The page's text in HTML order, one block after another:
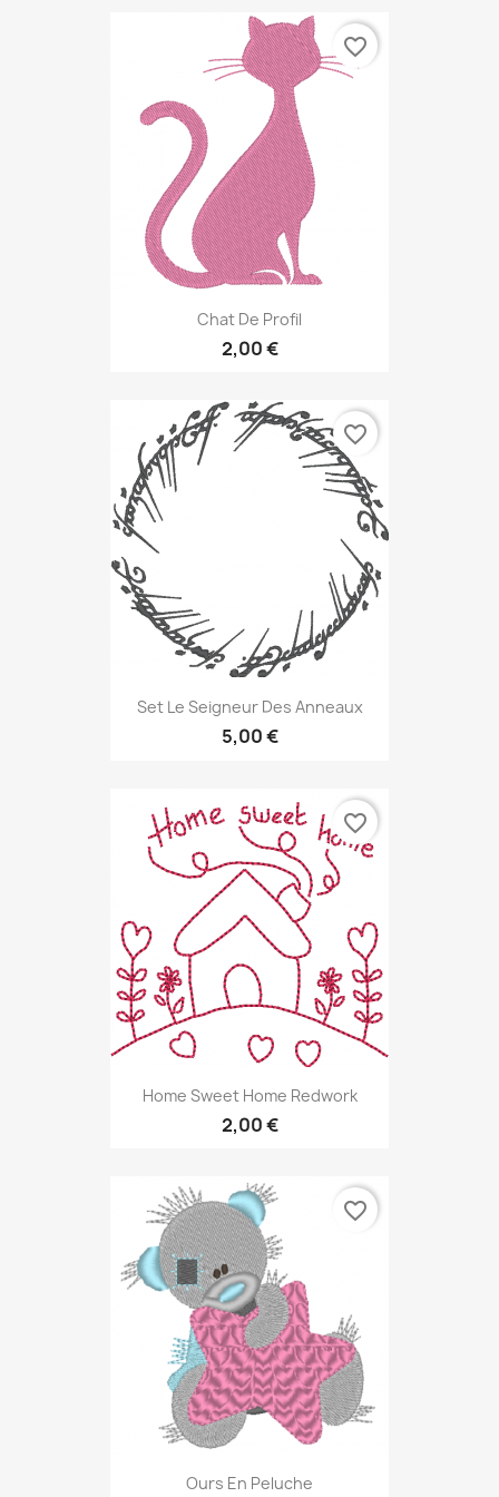
Chat De Profil
2,00 €
favorite_border
Set Le Seigneur Des Anneaux
5,00 €
favorite_border
Home Sweet Home Redwork
2,00 €
favorite_border
Ours En Peluche
favorite_border